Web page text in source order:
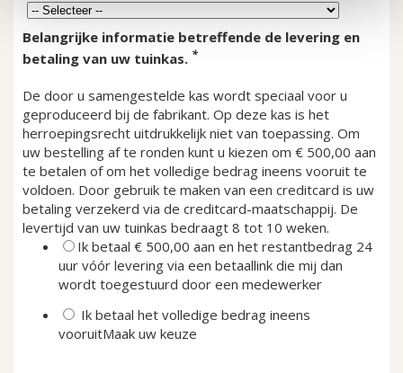
Belangrijke informatie betreffende de levering en
betaling van uw tuinkas. *
De door u samengestelde kas wordt speciaal voor u
geproduceerd bij de fabrikant. Op deze kas is het
herroepingsrecht uitdrukkelijk niet van toepassing. Om
uw bestelling af te ronden kunt u kiezen om € 500,00 aan
te betalen of om het volledige bedrag ineens vooruit te
voldoen. Door gebruik te maken van een creditcard is uw
betaling verzekerd via de creditcard-maatschappij. De
levertijd van uw tuinkas bedraagt 8 tot 10 weken.
Ik betaal € 500,00 aan en het restantbedrag 24
uur vóór levering via een betaallink die mij dan
wordt toegestuurd door een medewerker
Ik betaal het volledige bedrag ineens
vooruitMaak uw keuze